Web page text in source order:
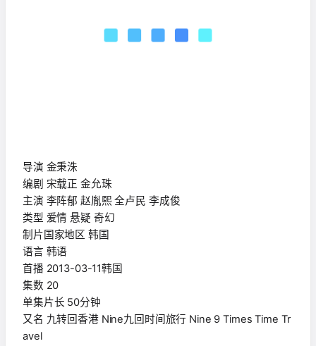
导演 金秉洙
编剧 宋载正 金允珠
主演 李阵郁 赵胤熙 全卢民 李成俊
类型 爱情 悬疑 奇幻
制片国家地区 韩国
语言 韩语
首播 2013-03-11韩国
集数 20
单集片长 50分钟
又名 九转回香港 Nine九回时间旅行 Nine 9 Times Time Tr
avel